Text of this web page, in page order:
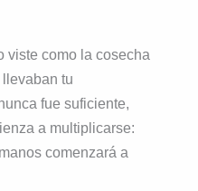
viste como la cosecha
tu
fue suficiente,
a multiplicarse:
comenzará a